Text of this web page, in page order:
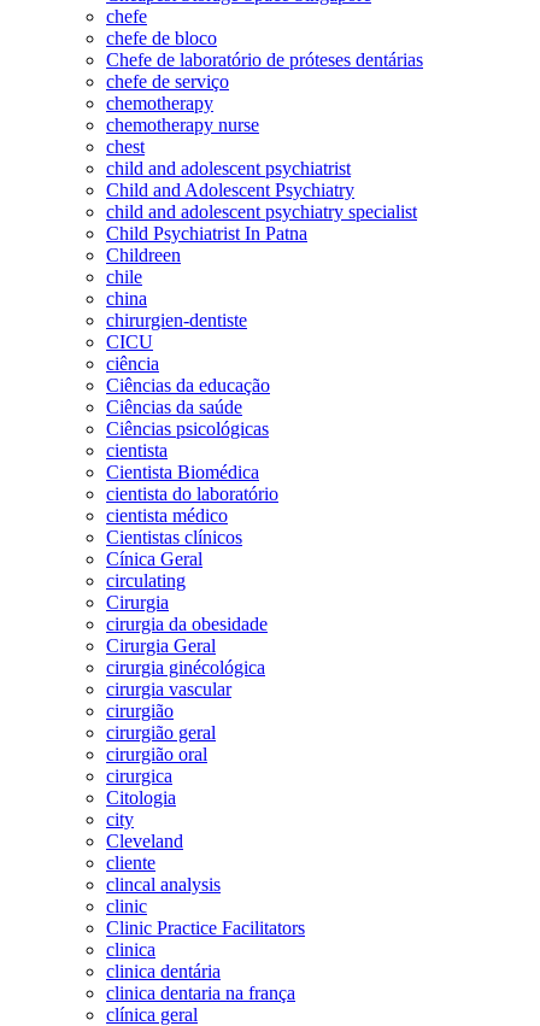
chefe
chefe de bloco
Chefe de laboratório de próteses dentárias
chefe de serviço
chemotherapy
chemotherapy nurse
chest
child and adolescent psychiatrist
Child and Adolescent Psychiatry
child and adolescent psychiatry specialist
Child Psychiatrist In Patna
Childreen
chile
china
chirurgien-dentiste
CICU
ciência
Ciências da educação
Ciências da saúde
Ciências psicológicas
cientista
Cientista Biomédica
cientista do laboratório
cientista médico
Cientistas clínicos
Cínica Geral
circulating
Cirurgia
cirurgia da obesidade
Cirurgia Geral
cirurgia ginécológica
cirurgia vascular
cirurgião
cirurgião geral
cirurgião oral
cirurgica
Citologia
city
Cleveland
cliente
clincal analysis
clinic
Clinic Practice Facilitators
clinica
clinica dentária
clinica dentaria na frança
clínica geral